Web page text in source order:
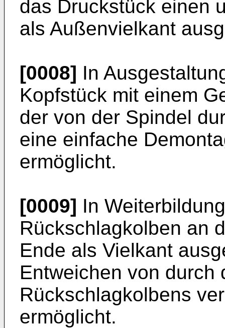
das Druckstück einen
als Außenvielkant
[0008] In
Kopfstück mit einem
der von der Spindel
eine einfache
ermöglicht.
[0009] In
Rückschlagkolben an
Ende als Vielkant
Entweichen von durch
Rückschlagkolbens
ermöglicht.